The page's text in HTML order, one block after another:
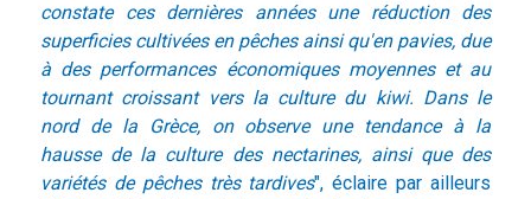
constate ces dernières années une réduction des
superficies cultivées en pêches ainsi qu'en pavies, due
à des performances économiques moyennes et au
tournant croissant vers la culture du kiwi. Dans le
nord de la Grèce, on observe une tendance à la
hausse de la culture des nectarines, ainsi que des
variétés de pêches très tardives", éclaire par ailleurs